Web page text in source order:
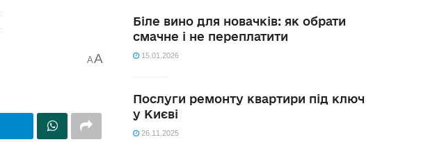
AA
Біле вино для новачків: як обрати
смачне і не переплатити
15.01.2026
Послуги ремонту квартири під ключ
у Києві
26.11.2025